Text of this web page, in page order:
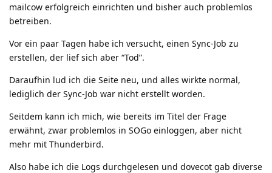
mailcow erfolgreich einrichten und bisher auch problemlos
betreiben.
Vor ein paar Tagen habe ich versucht, einen Sync-Job zu
erstellen, der lief sich aber “Tod”.
Daraufhin lud ich die Seite neu, und alles wirkte normal,
lediglich der Sync-Job war nicht erstellt worden.
Seitdem kann ich mich, wie bereits im Titel der Frage
erwähnt, zwar problemlos in SOGo einloggen, aber nicht
mehr mit Thunderbird.
Also habe ich die Logs durchgelesen und dovecot gab diverse